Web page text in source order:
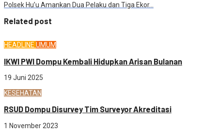
Polsek Hu’u Amankan Dua Pelaku dan Tiga Ekor…
Related post
HEADLINE UMUM
IKWI PWI Dompu Kembali Hidupkan Arisan Bulanan
19 Juni 2025
KESEHATAN
RSUD Dompu Disurvey Tim Surveyor Akreditasi
1 November 2023